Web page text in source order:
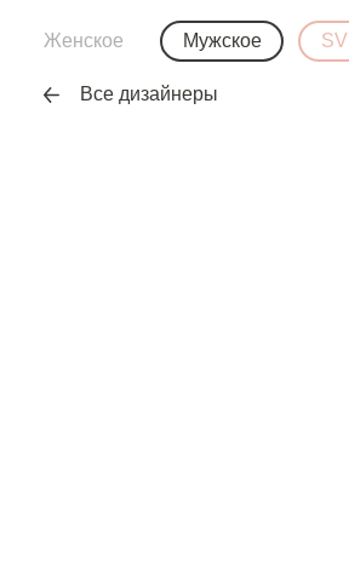
Женское Мужское SV
Все дизайнеры